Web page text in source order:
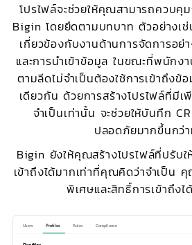
โปรไฟล์จะช่วยให้คุณสามารถควบคุ
Bigin โดยยึดตามบทบาท ตัวอย่างเ
เกี่ยวข้องกับงานด้านการจัดการอย่
และการนำเข้าข้อมูล ในขณะที่พนักง
ตามลีดไม่จำเป็นต้องใช้การเข้าถึง
เดียวกัน ด้วยการสร้างโปรไฟล์ที่มีเ
จำเป็นเท่านั้น จะช่วยให้บันทึก
ปลอดภัยมากขึ้นกว่
Bigin ยังให้คุณสร้างโปรไฟล์ที่ปรับใ
เข้าถึงได้มากเท่าที่คุณคิดว่าจำเป็น
พิเศษและสิทธิ์การเข้าถึงไ